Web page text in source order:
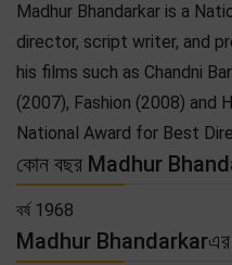
Madhur Bhandarkar is a
director, script writer, and
his films such as Chandni
(2007), Fashion (2008) and
National Award for Best
কোন বছর Madhur
বর্ষ 1968
Madhur Bhandarkarএর